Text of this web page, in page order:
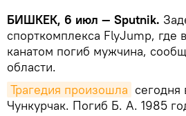
БИШКЕК, 6 июл — Sputnik.
спорткомплекса FlyJump, где
канатом погиб мужчина,
области.
Трагедия произошла сегодня
Чункурчак. Погиб Б. А. 1985